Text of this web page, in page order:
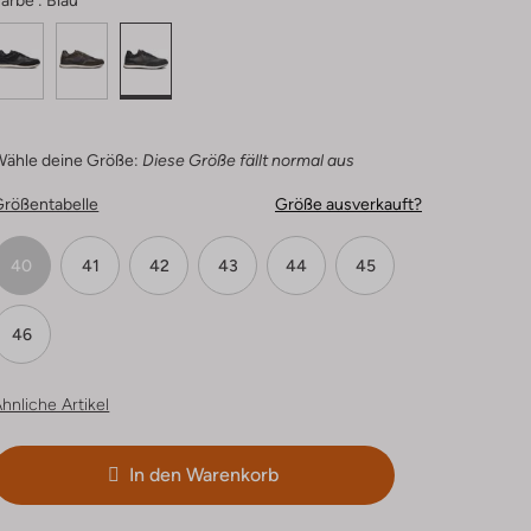
deine Größe: Diese Größe fällt normal aus
Größe ausverkauft?
40 41 42 43 44 45
46
Artikel
In den Warenkorb